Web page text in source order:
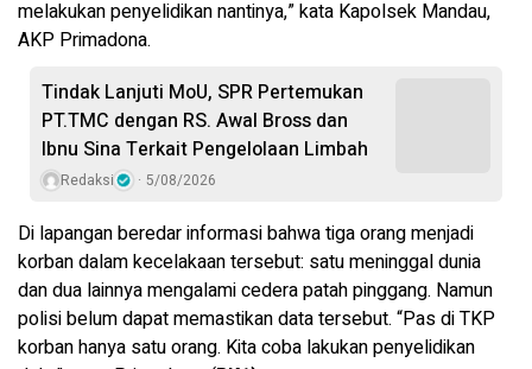
melakukan penyelidikan nantinya,” kata Kapolsek Mandau,
AKP Primadona.
Tindak Lanjuti MoU, SPR Pertemukan
PT.TMC dengan RS. Awal Bross dan
Ibnu Sina Terkait Pengelolaan Limbah
Redaksi 5/08/2026
Di lapangan beredar informasi bahwa tiga orang menjadi
korban dalam kecelakaan tersebut: satu meninggal dunia
dan dua lainnya mengalami cedera patah pinggang. Namun
polisi belum dapat memastikan data tersebut. “Pas di TKP
korban hanya satu orang. Kita coba lakukan penyelidikan